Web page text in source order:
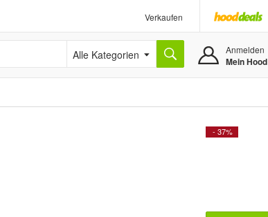
Verkaufen
Alle Kategorien Anmelden
Mein Hood
- 37%